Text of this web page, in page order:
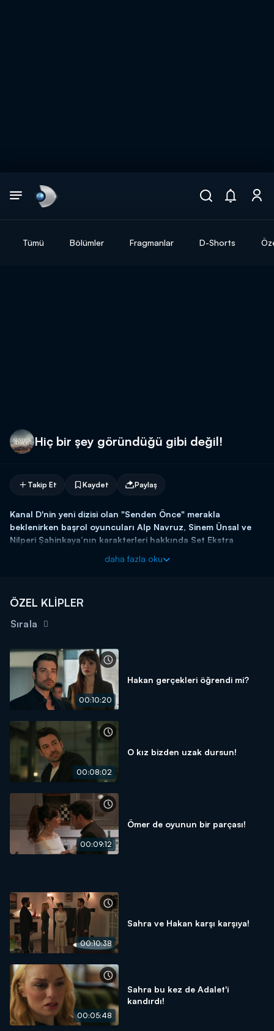
Tümü Bölümler Fragmanlar D-Shorts
Hiç bir şey göründüğü gibi değil!
Takip Et Kaydet Paylaş
Kanal D'nin yeni dizisi olan "Senden Önce" merakla
beklenirken başrol oyuncuları Alp Navruz, Sinem Ünsal ve
Nilperi Şahinkaya’nın karakterleri hakkında Set Ekstra
daha fazla oku
ÖZEL KLİPLER
Sırala
00:10:20
Hakan gerçekleri öğrendi mi?
00:08:02
O kız bizden uzak dursun!
00:09:12
Ömer de oyunun bir parçası!
00:10:38
Sahra ve Hakan karşı karşıya!
00:05:48
Sahra bu kez de Adalet'i
kandırdı!